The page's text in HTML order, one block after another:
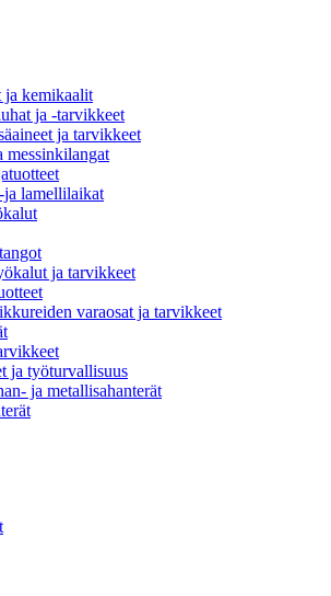
ja kemikaalit
ja -tarvikkeet
ja tarvikkeet
messinkilangat
ja lamellilaikat
ja tarvikkeet
varaosat ja tarvikkeet
ja työturvallisuus
ja metallisahanterät